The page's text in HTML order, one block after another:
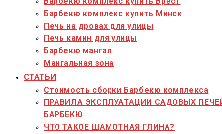
Барбекю комплекс купить Минск
Печь на дровах для улицы
Печь камин для улицы
Барбекю мангал
Мангальная зона
СТАТЬИ
Стоимость сборки Барбекю комплекса
ПРАВИЛА ЭКСПЛУАТАЦИИ САДОВЫХ
БАРБЕКЮ
ЧТО ТАКОЕ ШАМОТНАЯ ГЛИНА?